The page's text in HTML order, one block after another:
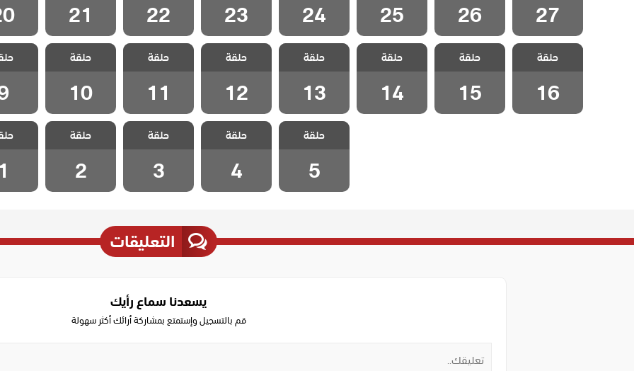
27
26
25
24
23
22
21
مسلسل الفناء
مدبلج الحلقة 16
حلقة
16
مسلسل الفناء
مدبلج الحلقة 15
حلقة
15
مسلسل الفناء
مدبلج الحلقة 14
حلقة
14
مسلسل الفناء
مدبلج الحلقة 13
حلقة
13
مسلسل الفناء
مدبلج الحلقة 12
حلقة
12
مسلسل الفناء
مدبلج الحلقة 11
حلقة
11
مسلسل الفناء
مدبلج الحلقة 10
حلقة
10
مسلسل
مدبلج
مسلسل الفناء
مدبلج الحلقة 5
حلقة
5
مسلسل الفناء
مدبلج الحلقة 4
حلقة
4
مسلسل الفناء
مدبلج الحلقة 3
حلقة
3
مسلسل الفناء
مدبلج الحلقة 2
حلقة
2
مسلسل
مدبلج
1
التعليقات
يسعدنا سماع رأيك
قم بالتسجيل وإستمتع بمشاركة أرائك أكثر سهولة